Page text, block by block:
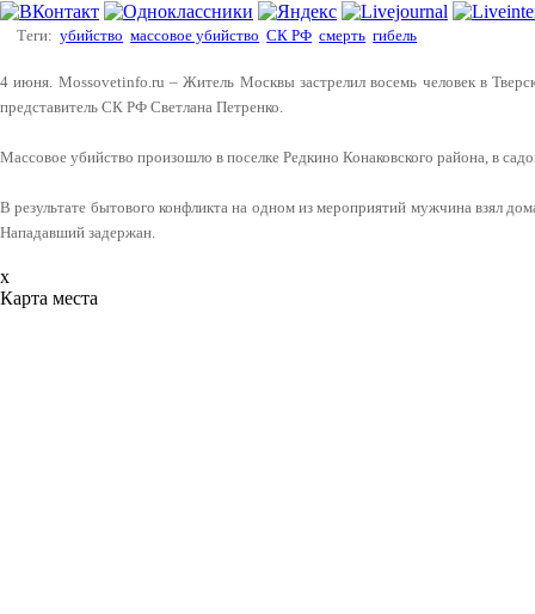
Теги: убийство массовое убийство СК РФ смерть гибель
4 июня. Mossovetinfo.ru – Житель Москвы застрелил восемь человек в
представитель СК РФ Светлана Петренко.
Массовое убийство произошло в поселке Редкино Конаковского района, в
В результате бытового конфликта на одном из мероприятий мужчина взял
Нападавший задержан.
x
Карта места